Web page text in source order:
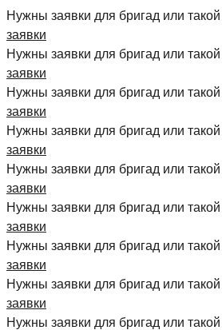
Нужны заявки для бригад или
заявки
Нужны заявки для бригад или
заявки
Нужны заявки для бригад или
заявки
Нужны заявки для бригад или
заявки
Нужны заявки для бригад или
заявки
Нужны заявки для бригад или
заявки
Нужны заявки для бригад или
заявки
Нужны заявки для бригад или
заявки
Нужны заявки для бригад или